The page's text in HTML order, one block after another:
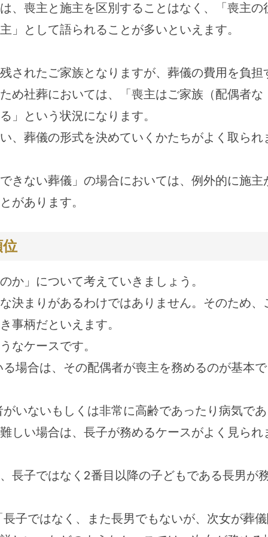
、喪主と施主を区別することはなく、「喪主の
」として語られることが多いといえます。
されたご家族となりますが、葬儀の費用を負担
め社葬においては、「喪主はご家族（配偶者な
」という状況になります。
、葬儀の形式を決めていくかたちがよく取られ
きない葬儀」の場合においては、例外的に施主
があります。
か」について考えていきましょう。
決まりがあるわけではありません。そのため、
事柄だといえます。
なケースです。
場合は、その配偶者が喪主を務めるのが基本で
いないもしくは非常に高齢であったり病気であ
しい場合は、長子が務めるケースがよく見られ
長子ではなく2番目以降の子どもである長男が
子ではなく、また長男でもないが、次女が葬